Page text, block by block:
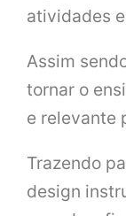
atividades
Assim
tornar o
e relevante
Trazendo
design